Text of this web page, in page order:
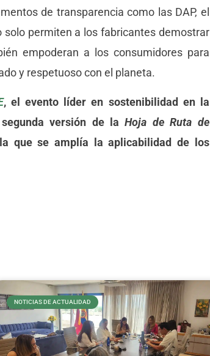
de transparencia como las DAP, el
solo permiten a los fabricantes demostrar
empoderan a los consumidores para
y respetuoso con el planeta.
, el evento líder en sostenibilidad en la
segunda versión de laHoja de Ruta de
que se amplía la aplicabilidad de los
NOTICIAS DE ACTUALIDAD